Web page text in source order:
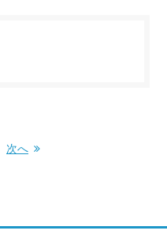
次へ